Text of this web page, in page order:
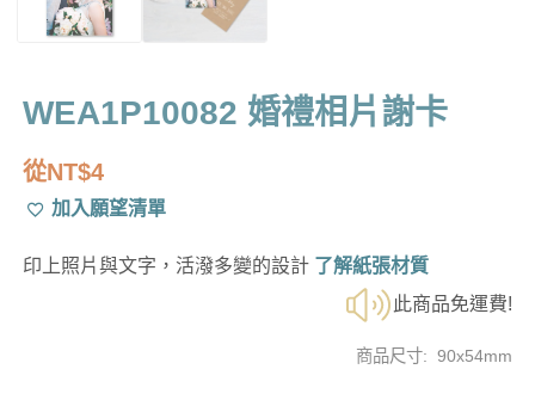
WEA1P10082 婚禮相片謝卡
從NT$4
加入願望清單
印上照片與文字，活潑多變的設計 了解紙張材質
此商品免運費!
商品尺寸: 90x54mm